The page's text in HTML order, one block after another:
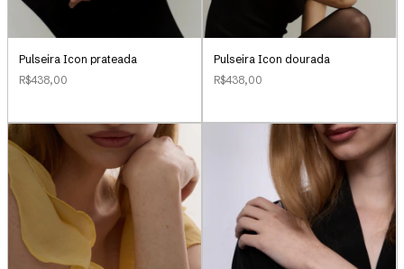
Pulseira Icon prateada
R$438,00
Pulseira Icon dourada
R$438,00